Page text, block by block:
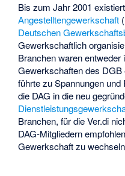
Bis zum Jahr 2001
Angestelltengewerkschaft
Deutschen
Gewerkschaftlich
Branchen waren entweder
Gewerkschaften des DGB
führte zu Spannungen
die DAG in die neu
Branchen, für die Ver.di
DAG-Mitgliedern
Gewerkschaft zu